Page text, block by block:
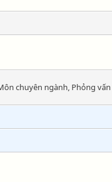
chuyên ngành, Phỏng vấn